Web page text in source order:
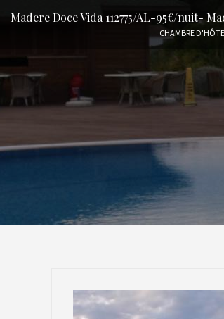
Madere Doce Vida 112775/AL-95€/nuit-
CHAMBRE